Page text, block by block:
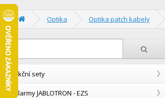
Optika Optika patch kabely
Akční sety
Alarmy JABLOTRON - EZS